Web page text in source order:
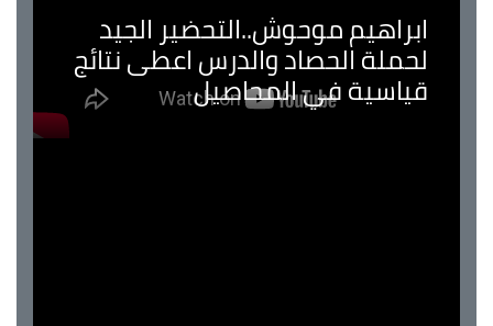
ابراهيم موحوش..التحضير الجيد
لحملة الحصاد والدرس اعطى نتائج
قياسية في المحاصيل